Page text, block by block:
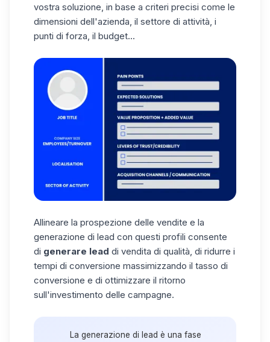
vostra soluzione, in base a criteri precisi come le
dimensioni dell'azienda, il settore di attività, i
punti di forza, il budget...
Allineare la prospezione delle vendite e la
generazione di lead con questi profili consente
di generare lead di vendita di qualità, di ridurre i
tempi di conversione massimizzando il tasso di
conversione e di ottimizzare il ritorno
sull'investimento delle campagne.
La generazione di lead è una fase